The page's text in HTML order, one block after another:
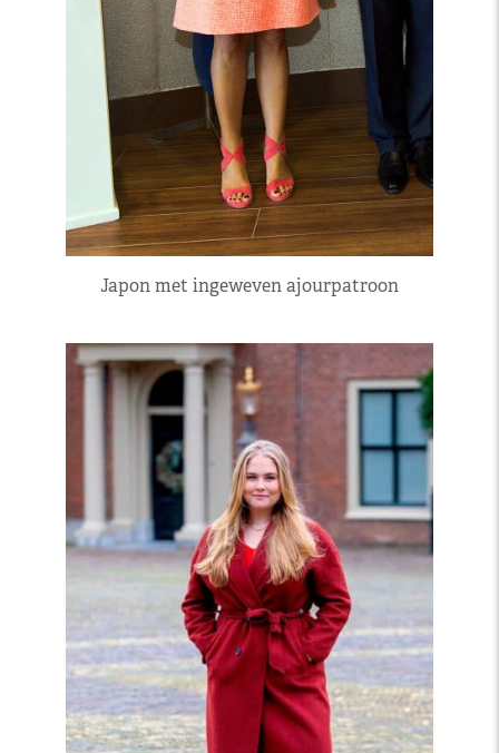
Japon met ingeweven ajourpatroon